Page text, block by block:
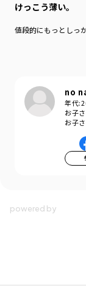
けっこう薄い。
値段的にもっとしっ
no
年代:
お子
お子